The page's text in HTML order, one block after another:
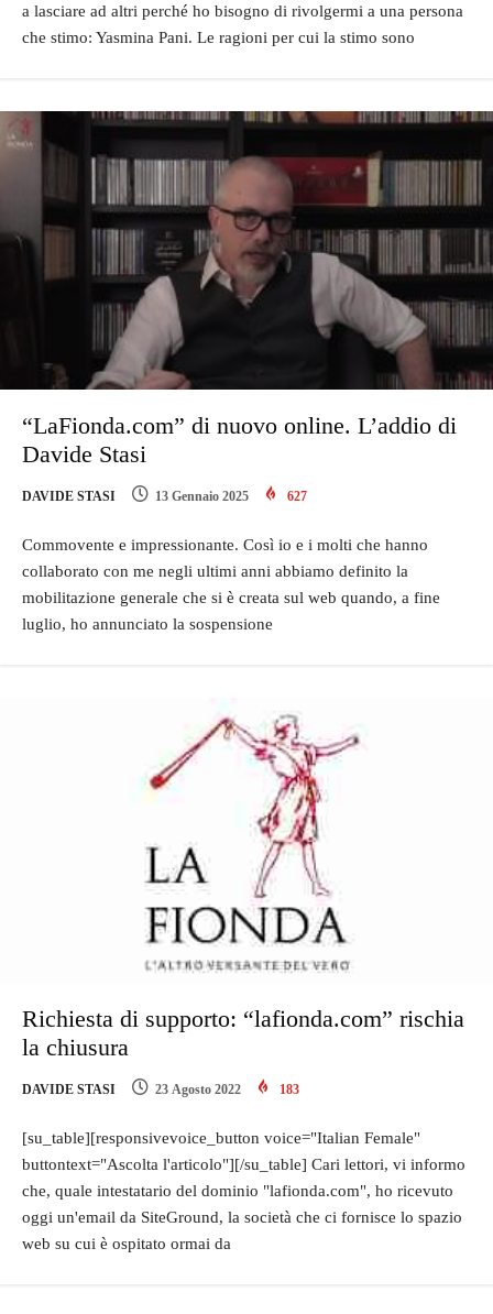
a lasciare ad altri perché ho bisogno di rivolgermi a una persona
che stimo: Yasmina Pani. Le ragioni per cui la stimo sono
“LaFionda.com” di nuovo online. L’addio di
Davide Stasi
DAVIDE STASI 13 Gennaio 2025 627
Commovente e impressionante. Così io e i molti che hanno
collaborato con me negli ultimi anni abbiamo definito la
mobilitazione generale che si è creata sul web quando, a fine
luglio, ho annunciato la sospensione
Richiesta di supporto: “lafionda.com” rischia
la chiusura
DAVIDE STASI 23 Agosto 2022 183
[su_table][responsivevoice_button voice="Italian Female"
buttontext="Ascolta l'articolo"][/su_table] Cari lettori, vi informo
che, quale intestatario del dominio "lafionda.com", ho ricevuto
oggi un'email da SiteGround, la società che ci fornisce lo spazio
web su cui è ospitato ormai da